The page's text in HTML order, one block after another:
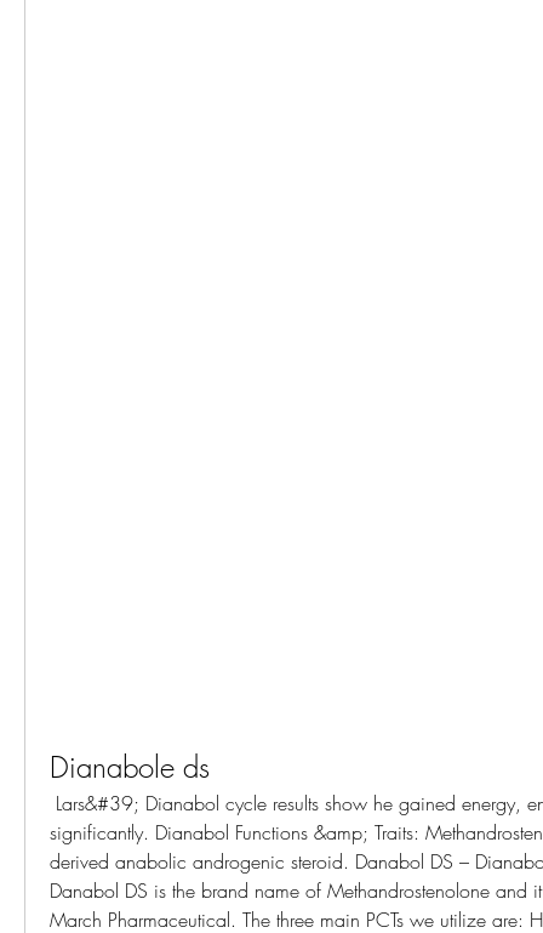
Dianabole ds
significantly. Dianabol Functions &amp; Traits:
derived anabolic androgenic steroid. Danabol DS –
Danabol DS is the brand name of Methandrostenolone and
March Pharmaceutical. The three main PCTs we utilize